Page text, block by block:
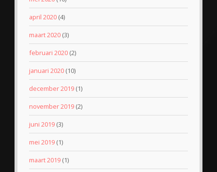
april 2020 (4)
maart 2020 (3)
februari 2020 (2)
januari 2020 (10)
december 2019 (1)
november 2019 (2)
juni 2019 (3)
mei 2019 (1)
maart 2019 (1)